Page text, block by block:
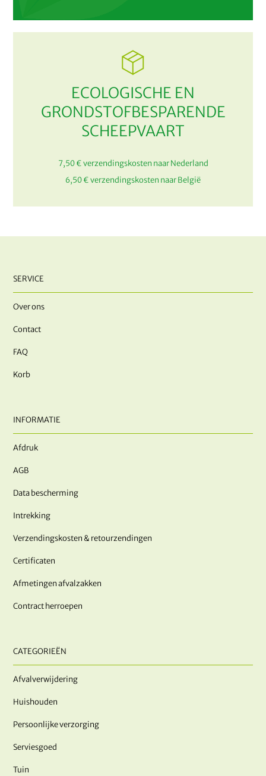
ECOLOGISCHE EN
GRONDSTOFBESPARENDE
SCHEEPVAART
7,50 € verzendingskosten naar Nederland
6,50 € verzendingskosten naar België
SERVICE
Over ons
Contact
FAQ
Korb
INFORMATIE
Afdruk
AGB
Data bescherming
Intrekking
Verzendingskosten & retourzendingen
Certificaten
Afmetingen afvalzakken
Contract herroepen
CATEGORIEËN
Afvalverwijdering
Huishouden
Persoonlijke verzorging
Serviesgoed
Tuin